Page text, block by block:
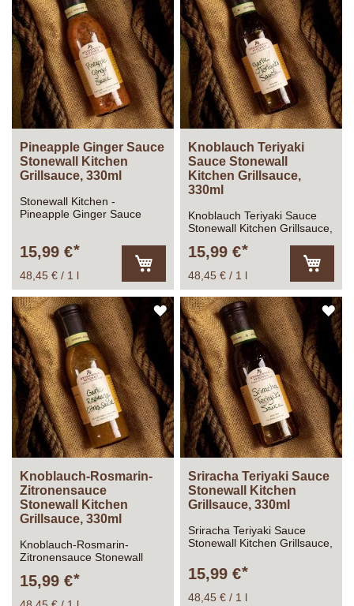
WUNSCHLISTE
HINZUFÜGEN
Pineapple Ginger Sauce
Stonewall Kitchen
Grillsauce, 330ml
Stonewall Kitchen -
Pineapple Ginger Sauce
15,99 €
48,45 € / 1 l
den
Warenkorb
Knoblauch Teriyaki
Sauce Stonewall
Kitchen Grillsauce,
330ml
Knoblauch Teriyaki Sauce
Stonewall Kitchen Grillsauce,
15,99 €
48,45 € / 1 l
den
ZUR
WUNSCHLISTE
HINZUFÜGEN
Knoblauch-Rosmarin-
Zitronensauce
Stonewall Kitchen
Grillsauce, 330ml
Knoblauch-Rosmarin-
Zitronensauce Stonewall
15,99 €
Sriracha Teriyaki Sauce
Stonewall Kitchen
Grillsauce, 330ml
Sriracha Teriyaki Sauce
Stonewall Kitchen Grillsauce,
15,99 €
48,45 € / 1 l